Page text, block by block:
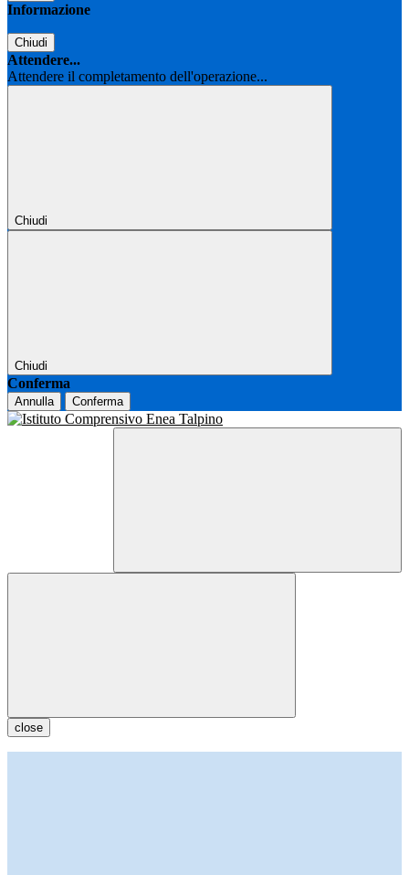
Informazione
Chiudi
Attendere...
Attendere il completamento dell'operazione...
Chiudi
Chiudi
Conferma
Annulla Conferma
close